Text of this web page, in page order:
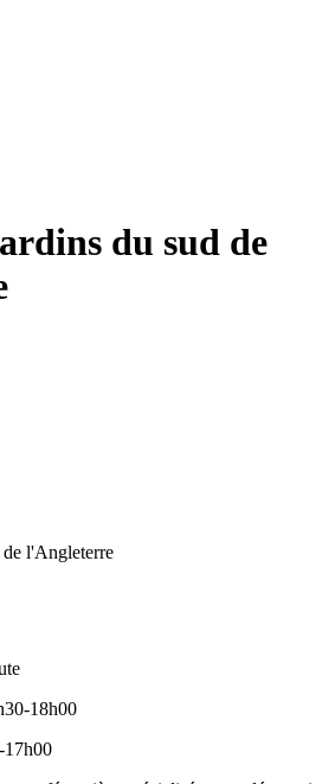
du sud de
de l'Angleterre
18h00
17h00